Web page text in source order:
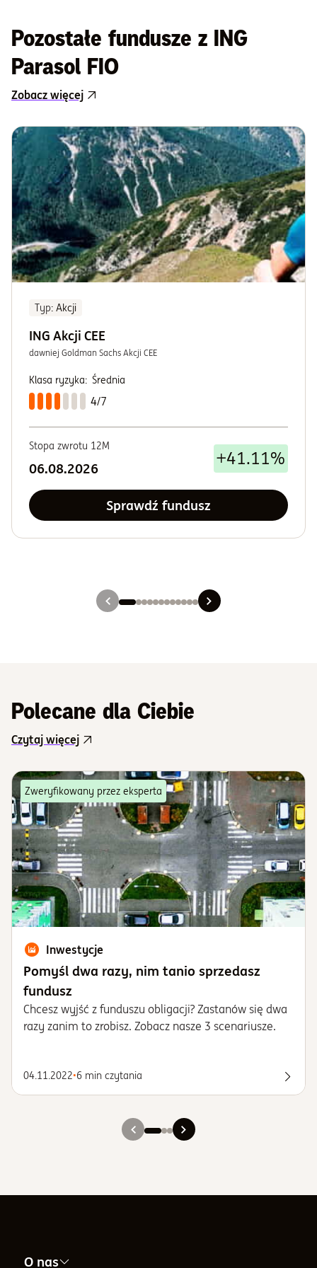
Pozostałe fundusze z ING
Parasol FIO
Zobacz więcej
Typ: Akcji
ING Akcji CEE
dawniej Goldman Sachs Akcji CEE
Klasa ryzyka: Średnia
4/7
Stopa zwrotu 12M
06.08.2026 +41.11%
Sprawdź fundusz
Slajd 7
Slajd 8
Slajd 9
Slajd 10
Slajd 11
Slajd 12
Polecane dla Ciebie
Czytaj więcej
Zweryfikowany przez eksperta
Inwestycje
Pomyśl dwa razy, nim tanio sprzedasz
fundusz
Chcesz wyjść z funduszu obligacji? Zastanów się dwa
razy zanim to zrobisz. Zobacz nasze 3 scenariusze.
04.11.2022•6 min czytania
Slajd 1
Slajd 2
Slajd 3
O nas